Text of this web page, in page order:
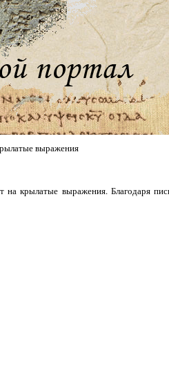
выражения
на крылатые выражения. Благодаря